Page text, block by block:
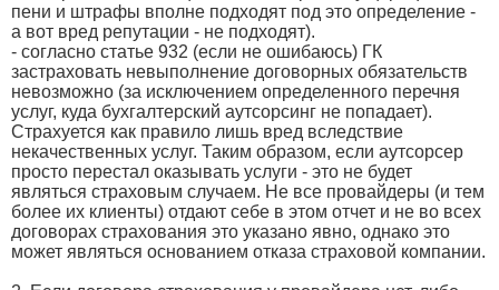
пени и штрафы вполне подходят под это определение -
а вот вред репутации - не подходят).
- согласно статье 932 (если не ошибаюсь) ГК
застраховать невыполнение договорных обязательств
невозможно (за исключением определенного перечня
услуг, куда бухгалтерский аутсорсинг не попадает).
Страхуется как правило лишь вред вследствие
некачественных услуг. Таким образом, если аутсорсер
просто перестал оказывать услуги - это не будет
являться страховым случаем. Не все провайдеры (и тем
более их клиенты) отдают себе в этом отчет и не во всех
договорах страхования это указано явно, однако это
может являться основанием отказа страховой компании.